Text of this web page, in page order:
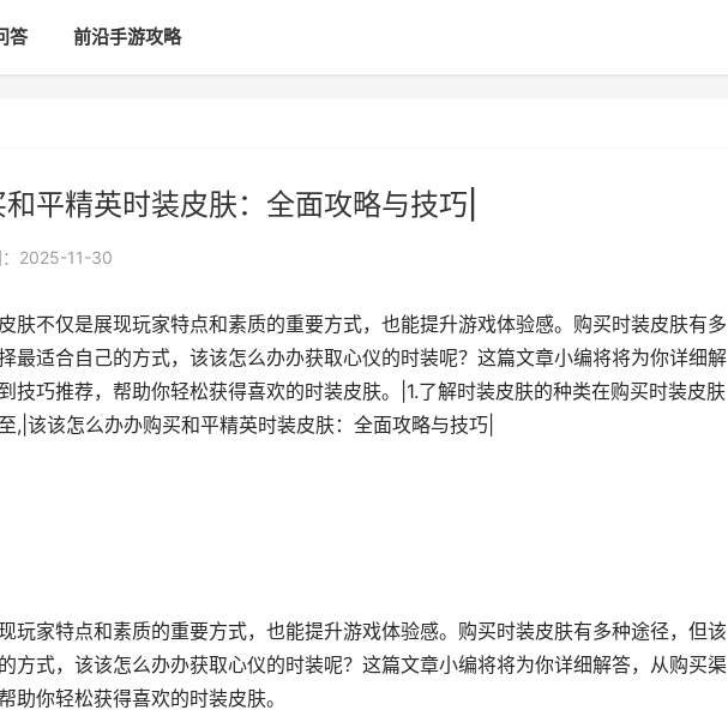
答 前沿手游攻略
平精英时装皮肤：全面攻略与技巧|
：2025-11-30
肤不仅是展现玩家特点和素质的重要方式，也能提升游戏体验感。购买时装皮肤有多
最适合自己的方式，该该怎么办办获取心仪的时装呢？这篇文章小编将将为你详细解
技巧推荐，帮助你轻松获得喜欢的时装皮肤。|1.了解时装皮肤的种类在购买时装皮肤
,|该该怎么办办购买和平精英时装皮肤：全面攻略与技巧|
玩家特点和素质的重要方式，也能提升游戏体验感。购买时装皮肤有多种途径，但该
方式，该该怎么办办获取心仪的时装呢？这篇文章小编将将为你详细解答，从购买渠
助你轻松获得喜欢的时装皮肤。